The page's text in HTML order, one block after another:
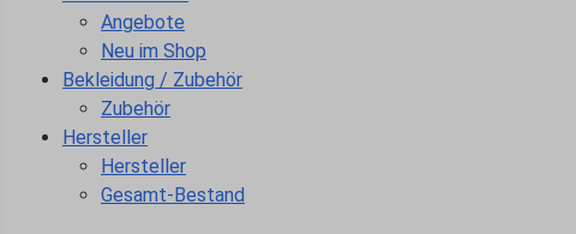
Angebote
Neu im Shop
Bekleidung / Zubehör
Zubehör
Hersteller
Hersteller
Gesamt-Bestand